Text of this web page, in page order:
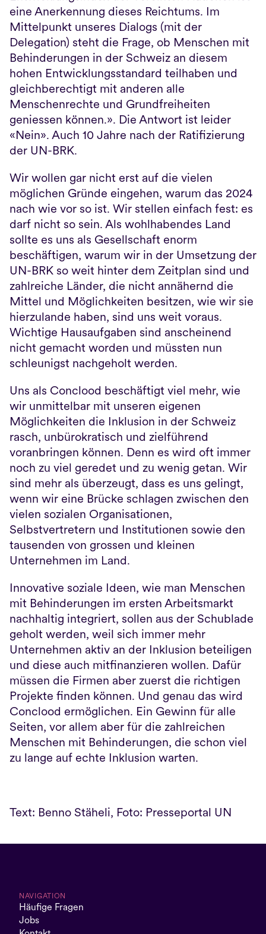
eine Anerkennung dieses Reichtums. Im
Mittelpunkt unseres Dialogs (mit der
Delegation) steht die Frage, ob Menschen mit
Behinderungen in der Schweiz an diesem
hohen Entwicklungsstandard teilhaben und
gleichberechtigt mit anderen alle
Menschenrechte und Grundfreiheiten
geniessen können.». Die Antwort ist leider
«Nein». Auch 10 Jahre nach der Ratifizierung
der UN-BRK.
Wir wollen gar nicht erst auf die vielen
möglichen Gründe eingehen, warum das 2024
nach wie vor so ist. Wir stellen einfach fest: es
darf nicht so sein. Als wohlhabendes Land
sollte es uns als Gesellschaft enorm
beschäftigen, warum wir in der Umsetzung der
UN-BRK so weit hinter dem Zeitplan sind und
zahlreiche Länder, die nicht annähernd die
Mittel und Möglichkeiten besitzen, wie wir sie
hierzulande haben, sind uns weit voraus.
Wichtige Hausaufgaben sind anscheinend
nicht gemacht worden und müssten nun
schleunigst nachgeholt werden.
Uns als Conclood beschäftigt viel mehr, wie
wir unmittelbar mit unseren eigenen
Möglichkeiten die Inklusion in der Schweiz
rasch, unbürokratisch und zielführend
voranbringen können. Denn es wird oft immer
noch zu viel geredet und zu wenig getan. Wir
sind mehr als überzeugt, dass es uns gelingt,
wenn wir eine Brücke schlagen zwischen den
vielen sozialen Organisationen,
Selbstvertretern und Institutionen sowie den
tausenden von grossen und kleinen
Unternehmen im Land.
Innovative soziale Ideen, wie man Menschen
mit Behinderungen im ersten Arbeitsmarkt
nachhaltig integriert, sollen aus der Schublade
geholt werden, weil sich immer mehr
Unternehmen aktiv an der Inklusion beteiligen
und diese auch mitfinanzieren wollen. Dafür
müssen die Firmen aber zuerst die richtigen
Projekte finden können. Und genau das wird
Conclood ermöglichen. Ein Gewinn für alle
Seiten, vor allem aber für die zahlreichen
Menschen mit Behinderungen, die schon viel
zu lange auf echte Inklusion warten.
Text: Benno Stäheli, Foto: Presseportal UN
NAVIGATION
Häufige Fragen
Jobs